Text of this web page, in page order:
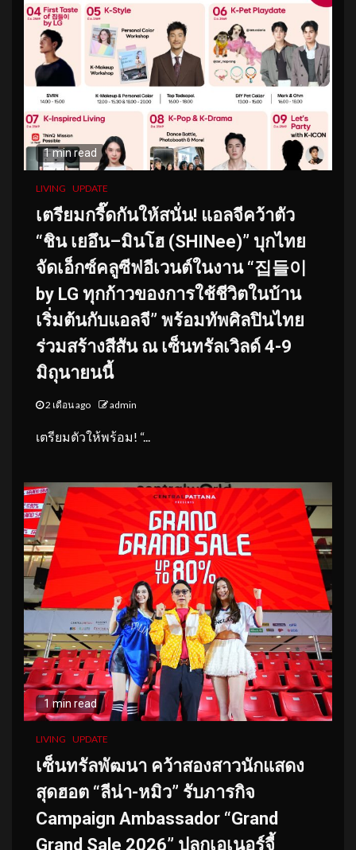
1 min read
LIVING UPDATE
เตรียมกรี๊ดกันให้สนั่น! แอลจีคว้าตัว
“ชิน เยอึน–มินโฮ (SHINee)” บุกไทย
จัดเอ็กซ์คลูซีฟอีเวนต์ในงาน “집들이
by LG ทุกก้าวของการใช้ชีวิตในบ้าน
เริ่มต้นกับแอลจี” พร้อมทัพศิลปินไทย
ร่วมสร้างสีสัน ณ เซ็นทรัลเวิลด์ 4-9
มิถุนายนนี้
2 เดือน ago admin
เตรียมตัวให้พร้อม! “...
1 min read
LIVING UPDATE
เซ็นทรัลพัฒนา คว้าสองสาวนักแสดง
สุดฮอต “ลีน่า-หมิว” รับภารกิจ
Campaign Ambassador “Grand
Grand Sale 2026” ปลุกเอเนอร์จี้